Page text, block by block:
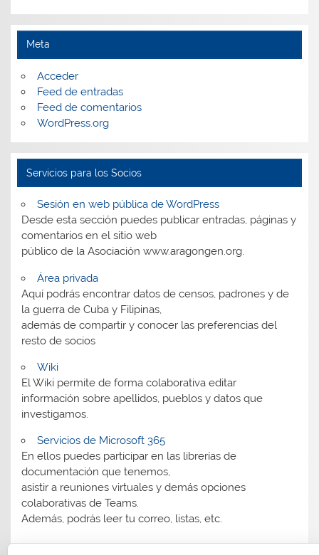
Meta
Acceder
Feed de entradas
Feed de comentarios
WordPress.org
Servicios para los Socios
Sesión en web pública de WordPress
Desde esta sección puedes publicar entradas, páginas y
comentarios en el sitio web
público de la Asociación www.aragongen.org.
Área privada
Aquí podrás encontrar datos de censos, padrones y de
la guerra de Cuba y Filipinas,
además de compartir y conocer las preferencias del
resto de socios
Wiki
El Wiki permite de forma colaborativa editar
información sobre apellidos, pueblos y datos que
investigamos.
Servicios de Microsoft 365
En ellos puedes participar en las librerías de
documentación que tenemos,
asistir a reuniones virtuales y demás opciones
colaborativas de Teams.
Además, podrás leer tu correo, listas, etc.